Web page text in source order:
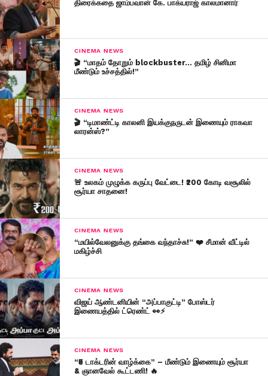
திரைக்கதை ஜாம்பவான் கே. பாக்யராஜ் காலமானார்
CINEMA NEWS
🎬 “மாதம் தோறும் blockbuster… தமிழ் சினிமா
மீண்டும் உச்சத்தில்!”
CINEMA NEWS
🎬 “டிமாண்ட்டி காலனி இயக்குநருடன் இணையும் ராகவா
லாரன்ஸ்?”
CINEMA NEWS
🚨 உலகம் முழுக்க கருப்பு வேட்டை! ₹200 கோடி வசூலில்
சூர்யா சாதனை!
CINEMA NEWS
“மயில்வேலனுக்கு தங்கை வந்தாச்சு!” ❤️ சீமான் வீட்டில்
மகிழ்ச்சி
CINEMA NEWS
விஜய் ஆண்டனியின் “அப்பாகுட்டி” போஸ்டர்
இணையத்தில் ட்ரெண்ட் 👀⚡
CINEMA NEWS
“₹5 டாக்டரின் வாழ்க்கை” – மீண்டும் இணையும் சூர்யா
& ஞானவேல் கூட்டணி! 🔥